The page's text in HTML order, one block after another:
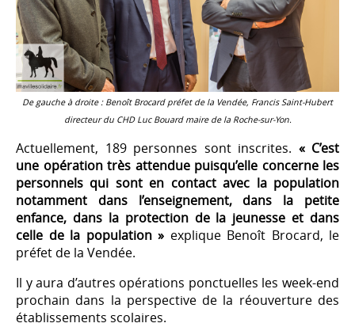
De gauche à droite : Benoît Brocard préfet de la Vendée, Francis Saint-Hubert
directeur du CHD Luc Bouard maire de la Roche-sur-Yon.
Actuellement, 189 personnes sont inscrites. « C’est
une opération très attendue puisqu’elle concerne les
personnels qui sont en contact avec la population
notamment dans l’enseignement, dans la petite
enfance, dans la protection de la jeunesse et dans
celle de la population » explique Benoît Brocard, le
préfet de la Vendée.
Il y aura d’autres opérations ponctuelles les week-end
prochain dans la perspective de la réouverture des
établissements scolaires.